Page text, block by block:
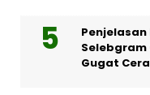
Penjelasan
Selebgram
Gugat